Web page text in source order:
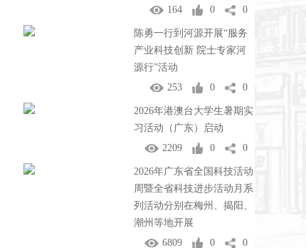
164
0 0
陈勇一行到河源开展“服务
产业科技创新 院士专家河
源行”活动
253
0 0
2026年港澳台大学生暑期实
习活动（广东）启动
2209
0 0
2026年广东省全国科技活动
周暨全省科技进步活动月系
列活动分别在梅州、揭阳、
潮州等地开展
6809
0 0